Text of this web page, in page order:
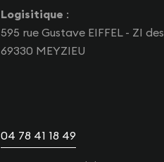
Logisitique :
595 rue Gustave EIFFEL - ZI
69330 MEYZIEU
04 78 41 18 49